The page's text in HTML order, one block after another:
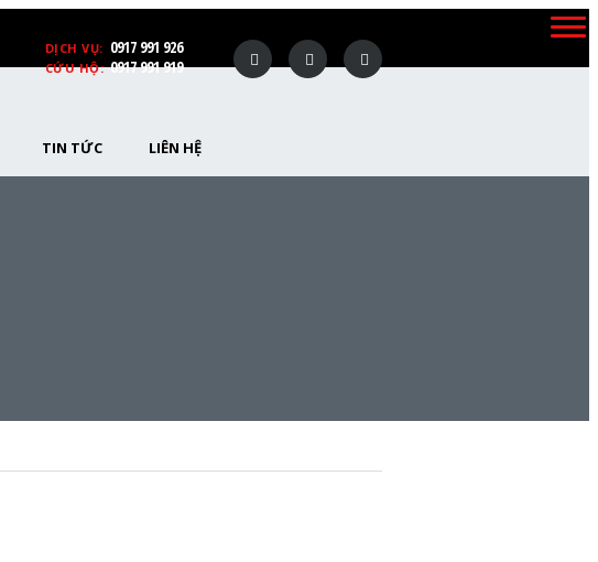
DỊCH VỤ: 0917 991 926
CỨU HỘ: 0917 991 919
TIN TỨC LIÊN HỆ